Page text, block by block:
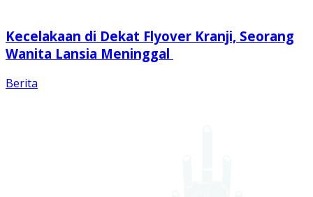
Kecelakaan di Dekat Flyover Kranji, Seorang
Wanita Lansia Meninggal
Berita